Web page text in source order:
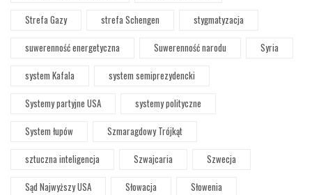
Strefa Gazy
strefa Schengen
stygmatyzacja
suwerenność energetyczna
Suwerenność narodu
Syria
system Kafala
system semiprezydencki
Systemy partyjne USA
systemy polityczne
System łupów
Szmaragdowy Trójkąt
sztuczna inteligencja
Szwajcaria
Szwecja
Sąd Najwyższy USA
Słowacja
Słowenia